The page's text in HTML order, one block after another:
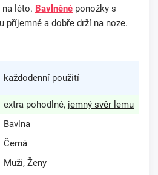
na léto. Bavlněné ponožky s
příjemné a dobře drží na noze.
každodenní použití
extra pohodlné, jemný svěr lemu
Bavlna
Černá
Muži, Ženy